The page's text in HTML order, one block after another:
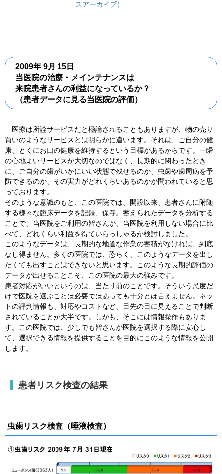
スアーカイブ）
2009年 9月 15日
当医院の治療・メインテナンスは
来院患者さんの利益になっているか？
（患者データに見る当医院の評価）
医療は所詮サービスだと極論されることもありますが、物の売り
買いのようなサービスとは明らかに違います。それは、ご自分の健
康、とくにお口の健康を維持するという目標があるからです。一瞬
の心地よいサービスが大切なのではなく、長期的に関わったとき
に、ご自分の歯がいかにいい状態で残せるのか、虫歯や歯周病を予
防できるのか、その実力がどれくらいあるのかが問われていると思
っております。
そのような意識のもと、この医院では、開設以来、患者さんに附随
する様々な臨床データを記録、保存。蓄えられたデータを分析する
ことで、当医院をご利用の皆さんが、当医院を利用しない場合に比
べて、どれくらい利益を得ていらっしゃるか検討しました。
このようなデータは、長期的な地道な作業の蓄積がなければ、到底
なし得ません。多くの医院では、恐らく、このようなデータを出し
たくても出すことはできないと思います。このような長期的評価の
データが出せることこそ、この医院の最大の強みです。
患者対応がいいというのは、当たり前のことです。そういう尺度だ
けで医院を選ぶことは必要ではあっても十分とは言えません。ネッ
トの評判情報も、対応やコストなど、目先の目に見えることで判断
されていることが大半です。しかも、そこには情報操作もありま
す。この医院では、少しでも皆さんが医院を選択する際に安心し
て、選択できる情報を提供することを目的にこのような情報を公開
します。
患者リスク検査の結果
虫歯リスク検査（唾液検査）